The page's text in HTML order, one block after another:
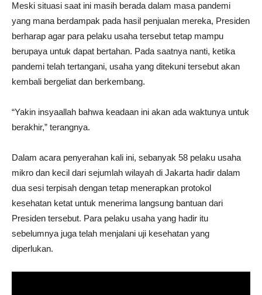
Meski situasi saat ini masih berada dalam masa pandemi
yang mana berdampak pada hasil penjualan mereka, Presiden
berharap agar para pelaku usaha tersebut tetap mampu
berupaya untuk dapat bertahan. Pada saatnya nanti, ketika
pandemi telah tertangani, usaha yang ditekuni tersebut akan
kembali bergeliat dan berkembang.
“Yakin insyaallah bahwa keadaan ini akan ada waktunya untuk
berakhir,” terangnya.
Dalam acara penyerahan kali ini, sebanyak 58 pelaku usaha
mikro dan kecil dari sejumlah wilayah di Jakarta hadir dalam
dua sesi terpisah dengan tetap menerapkan protokol
kesehatan ketat untuk menerima langsung bantuan dari
Presiden tersebut. Para pelaku usaha yang hadir itu
sebelumnya juga telah menjalani uji kesehatan yang
diperlukan.